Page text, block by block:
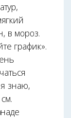
в мороз.
график».
знаю,